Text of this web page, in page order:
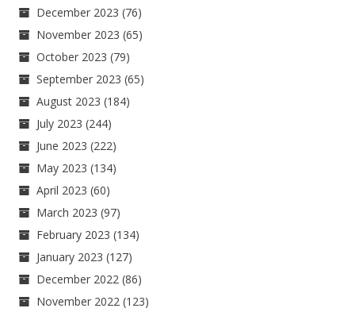
December 2023 (76)
November 2023 (65)
October 2023 (79)
September 2023 (65)
August 2023 (184)
July 2023 (244)
June 2023 (222)
May 2023 (134)
April 2023 (60)
March 2023 (97)
February 2023 (134)
January 2023 (127)
December 2022 (86)
November 2022 (123)